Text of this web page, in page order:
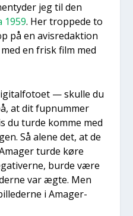
jeg til den
1959. Her trop­pe­de to
på en avis­re­dak­tion
en frisk film med
— skul­le du
at dit fup­num­mer
du tur­de kom­me med
Så ale­ne det, at de
tur­de køre
bur­de være
var ægte. Men
i Ama­ger-